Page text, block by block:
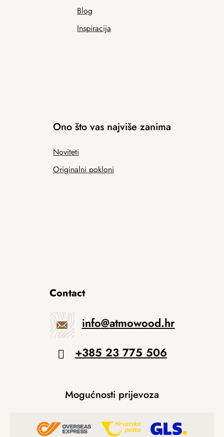
Blog
Inspiracija
Ono što vas najviše zanima
Noviteti
Originalni pokloni
Contact
info@atmowood.hr
+385 23 775 506
Mogućnosti prijevoza